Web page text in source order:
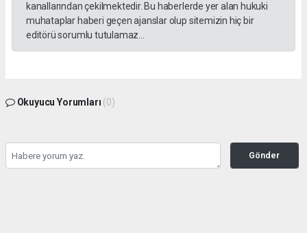
kanallarından çekilmektedir. Bu haberlerde yer alan hukuki
muhataplar haberi geçen ajanslar olup sitemizin hiç bir
editörü sorumlu tutulamaz...
Okuyucu Yorumları (0)
Gönder